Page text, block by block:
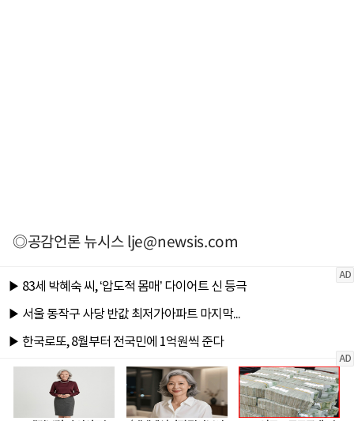
◎공감언론 뉴시스lje@newsis.com